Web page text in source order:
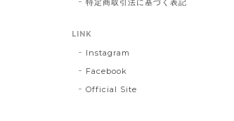
特定商取引法に基づく表記
LINK
Instagram
Facebook
Official Site